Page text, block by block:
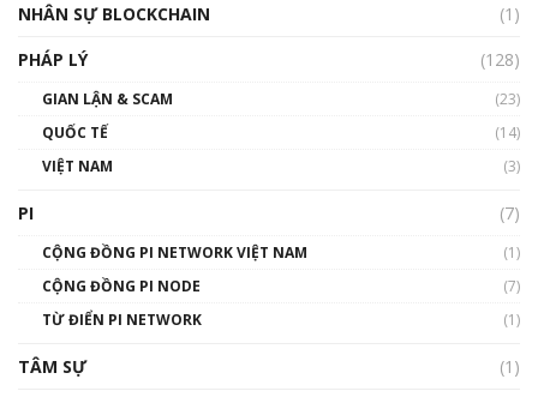
01:32:59
gió ấm
Talkshow 14: MemeCoin – Trò đùa tỷ đô
01:29:26
NHÂN SỰ BLOCKCHAIN
(1)
PHÁP LÝ
(128)
GIAN LẬN & SCAM
(23)
QUỐC TẾ
(14)
VIỆT NAM
(3)
PI (7)
CỘNG ĐỒNG PI NETWORK VIỆT NAM
(1)
CỘNG ĐỒNG PI NODE
(7)
TỪ ĐIỂN PI NETWORK
(1)
TÂM SỰ
(1)